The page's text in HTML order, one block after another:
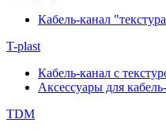
Кабель-канал
T-plast
Кабель-канал с
Аксессуары для
TDM